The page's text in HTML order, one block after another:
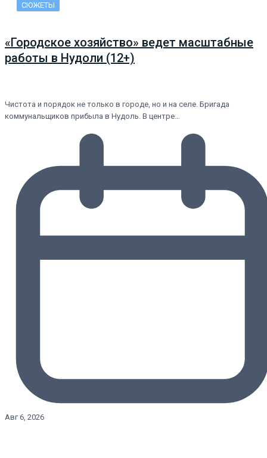
СЮЖЕТЫ
«Городское хозяйство» ведет масштабные
работы в Нудоли (12+)
Чистота и порядок не только в городе, но и на селе. Бригада
коммунальщиков прибыла в Нудоль. В центре…
Авг 6, 2026